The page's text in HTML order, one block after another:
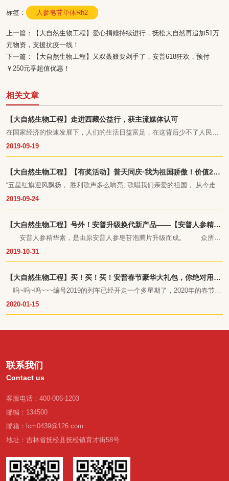
标签： 人参皂苷单体Rh2
上一篇：
【大自然生物工程】爱心捐赠持续进行，抚松大自然再追加51万
元物资，支援抗疫一线！
下一篇：
【大自然生物工程】又双叒叕要剁手了，安普618狂欢，预付
￥250元享超值优惠！
相关文章
2019-09-19
【大自然生物工程】走进西藏公益行，获主流媒体认可
在国家经济的快速发展下，人们的生活日益富足，在这背后少不了人民解
放军的守护。为了加强军民融合，支持国防建设，吉林省抚松县大自然生
继进行报道，对此次公益活动进行了高度赞赏和认可。
2019-09-24
【大自然生物工程】【有奖活动】普天同庆·我为祖国骄傲！价值218
元安普牌人参滴丸免费领
“五星红旗迎风飘扬， 胜利歌声多么响亮; 歌唱我们亲爱的祖国， 从今走向
繁荣富强……”
2019-10-31
【大自然生物工程】号外！安普升级换代新产品——【安普人参精华
素】即将上市！
安普人参精华素，是由原安普人参皂苷泡腾片升级而成。 众所周
知，野山参的药用效果比普通的人参效果要好很多，是由于人参在种植期
2020-01-15
【大自然生物工程】买！买！买！安普春节豪华大礼包，你绝对用得
上！
呜~呜~呜~~~编号2019的列车已经开走一个多星期了，2020年的春节假
期正在手拉手的向我们走来。
联系我们
Contact us
客服电话：400-006-1203
邮编：134500
邮箱：lcm0439@126.com
地址：吉林省抚松县抚松镇育才街58号